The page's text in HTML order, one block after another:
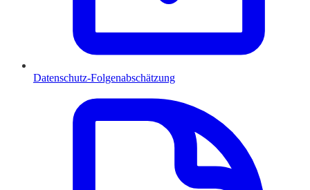
Datenschutz-Folgenabschätzung